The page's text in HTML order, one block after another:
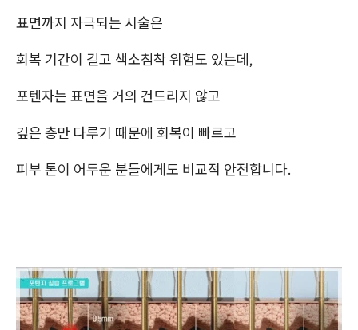
표면까지 자극되는 시술은
회복 기간이 길고 색소침착 위험도 있는데,
포텐자는 표면을 거의 건드리지 않고
깊은 층만 다루기 때문에 회복이 빠르고
피부 톤이 어두운 분들에게도 비교적 안전합니다.